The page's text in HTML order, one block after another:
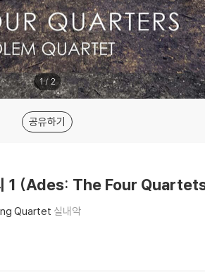
1/2
공유하기
1 (Ades: The Four
Quartet 실내악